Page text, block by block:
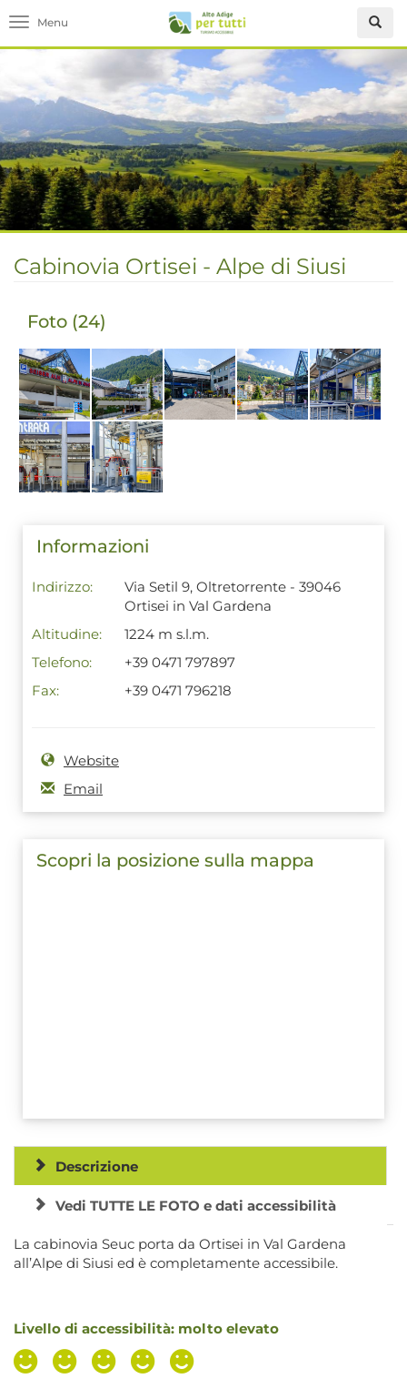
Toggle navigation
Cabinovia Ortisei - Alpe di Siusi
Foto (24)
Informazioni
Indirizzo:
Via Setil 9, Oltretorrente - 39046
Ortisei in Val Gardena
Altitudine:
1224 m s.l.m.
Telefono:
+39 0471 797897
Fax:
+39 0471 796218
Website
Email
Scopri la posizione sulla mappa
Descrizione
Vedi TUTTE LE FOTO e dati accessibilità
La cabinovia Seuc porta da Ortisei in Val Gardena
all’Alpe di Siusi ed è completamente accessibile.
Livello di accessibilità: molto elevato